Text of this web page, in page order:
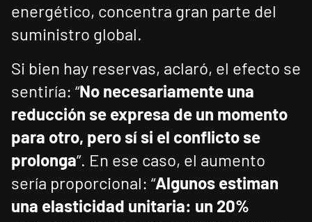
energético, concentra gran parte del
suministro global.
Si bien hay reservas, aclaró, el efecto se
sentiría: “No necesariamente una
reducción se expresa de un momento
para otro, pero sí si el conflicto se
prolonga”. En ese caso, el aumento
sería proporcional: “Algunos estiman
una elasticidad unitaria: un 20%